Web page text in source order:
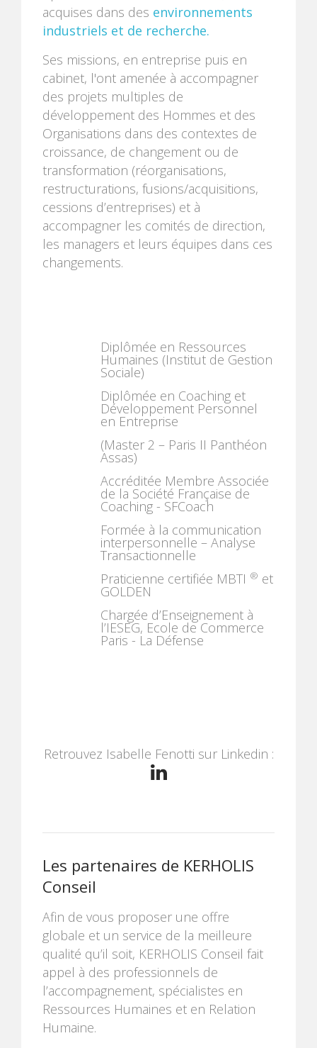
acquises dans des environnements
industriels et de recherche.
Ses missions, en entreprise puis en
cabinet, l'ont amenée à accompagner
des projets multiples de
développement des Hommes et des
Organisations dans des contextes de
croissance, de changement ou de
transformation (réorganisations,
restructurations, fusions/acquisitions,
cessions d’entreprises) et à
accompagner les comités de direction,
les managers et leurs équipes dans ces
changements.
Diplômée en Ressources
Humaines (Institut de Gestion
Sociale)
Diplômée en Coaching et
Développement Personnel
en Entreprise
(Master 2 – Paris II Panthéon
Assas)
Accréditée Membre Associée
de la Société Française de
Coaching - SFCoach
Formée à la communication
interpersonnelle – Analyse
Transactionnelle
Praticienne certifiée MBTI ® et
GOLDEN
Chargée d’Enseignement à
l’IESEG, Ecole de Commerce
Paris - La Défense
Retrouvez Isabelle Fenotti sur Linkedin :
Les partenaires de KERHOLIS
Conseil
Afin de vous proposer une offre
globale et un service de la meilleure
qualité qu’il soit, KERHOLIS Conseil fait
appel à des professionnels de
l’accompagnement, spécialistes en
Ressources Humaines et en Relation
Humaine.